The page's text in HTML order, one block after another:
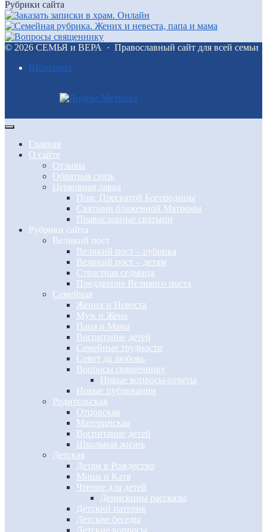
Рубрики сайта
© 2026 СЕМЬЯ и ВЕРА · Православный сайт для всей семьи
BКонтакте
Главная
О сайте
Отзывы
Обратная связь
Церковная лавка
Пояс Пресвятой Богородицы
Святыни блаженной Матроны
Православные святыни
Рубрики сайта
Великий пост
Великий пост – рубрика
Великий пост – детям
Страстная седмица
Преддверие Великого поста
Семейная
Жених и Невеста
Муж и Жена
Папа и Мама
Воспитание детей
Семейные трудности
Совет да любовь
Вопросы священнику
Новые вопросы-ответы
Новые публикации
Родительская
Отцовская
Материнская
Воспитание детей
Школьная жизнь
Детская
Детям в Рождество
Миша и Катя
Чтение для детей
Денискины рассказы
Детский патерик
Детские беседы
Детские вопросы